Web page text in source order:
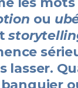
ou
lasser.